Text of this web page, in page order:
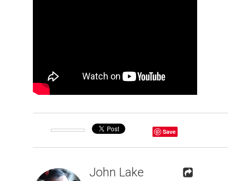
Save
John Lake